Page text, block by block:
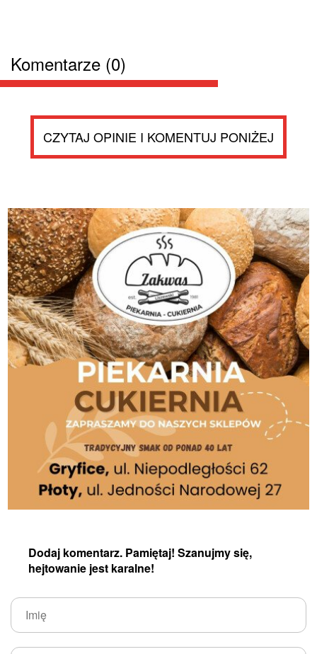
Komentarze (0)
CZYTAJ OPINIE I KOMENTUJ PONIŻEJ
Dodaj komentarz. Pamiętaj! Szanujmy się,
hejtowanie jest karalne!